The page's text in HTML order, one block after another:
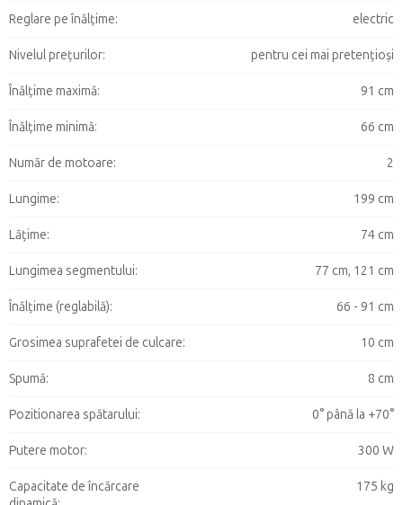
Reglare pe înălțime: electric
Nivelul prețurilor: pentru cei mai pretențioși
Înălțime maximă: 91 cm
Înălțime minimă: 66 cm
Număr de motoare: 2
Lungime: 199 cm
Lățime: 74 cm
Lungimea segmentului: 77 cm, 121 cm
Înălțime (reglabilă): 66 - 91 cm
Grosimea suprafetei de culcare: 10 cm
Spumă: 8 cm
Pozitionarea spătarului: 0° până la +70°
Putere motor: 300 W
Capacitate de încărcare
175 kg